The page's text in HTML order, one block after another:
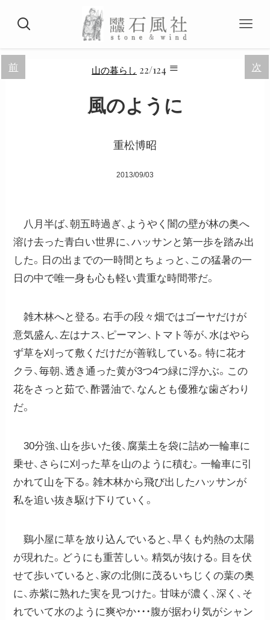
前 次
山の暮らし 22/124 ≡
風のように
重松博昭
2013/09/03
八月半ば、朝五時過ぎ、ようやく闇の壁が林の奥へ
溶け去った青白い世界に、ハッサンと第一歩を踏み出
した。日の出までの一時間とちょっと、この猛暑の一
日の中で唯一身も心も軽い貴重な時間帯だ。
雑木林へと登る。右手の段々畑ではゴーヤだけが
意気盛ん、左はナス、ピーマン、トマト等が、水はやら
ず草を刈って敷くだけだが善戦している。特に花オ
クラ、毎朝、透き通った黄が3つ4つ緑に浮かぶ。この
花をさっと茹で、酢醤油で、なんとも優雅な歯ざわり
だ。
30分強、山を歩いた後、腐葉土を袋に詰め一輪車に
乗せ、さらに刈った草を山のように積む。一輪車に引
かれて山を下る。雑木林から飛び出したハッサンが
私を追い抜き駆け下りていく。
鷄小屋に草を放り込んでいると、早くも灼熱の太陽
が現れた。どうにも重苦しい。精気が抜ける。目を伏
せて歩いていると、家の北側に茂るいちじくの葉の奥
に、赤紫に熟れた実を見つけた。甘味が濃く、深く、そ
れでいて水のように爽やか・・・腹が据わり気がシャン